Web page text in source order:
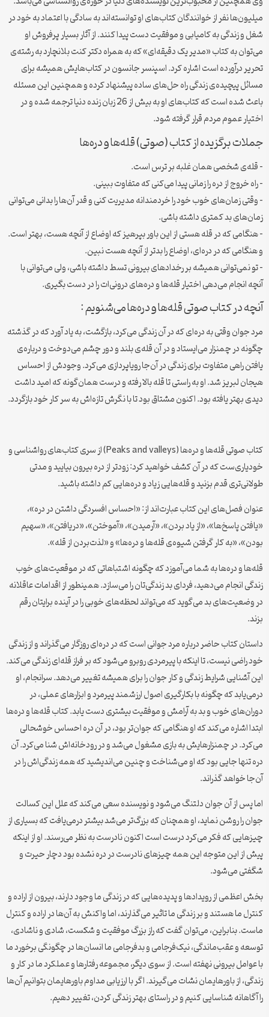
میلیون‌ها نفر از خوانندگان کتاب‌های او توانسته‌اند به سادگی با اعتماد به خود در
شغل و زندگی به کامیابی و موفقیت دست پیدا کنند. از آثار بسیار پرفروش او
می‌توان به کتاب «مدیر یک دقیقه‌ای» که به همراه دکتر کنت بلانچارد به رشته‌ی
تحریر درآورده است اشاره کرد. اسپنسر جانسون در کتاب‌هایش همیشه برای
مسائل پیچیده‌ی زندگی راه حل‌های ساده پیشنهاد کرده و همچنین این مسئله
باعث شده است که کتاب‌های او به بیش از 26 زبان زنده دنیا ترجمه شده و در
اختیار عموم مردم قرار گرفته شود.
جملات برگزیده از کتاب (صوتی) قله‌ها و دره‌ها
– قله‌ی شخصی همان غلبه بر ترس است.
– راه خروج از دره را زمانی پیدا می‌کنی که متفاوت ببینی.
– وقتی زمان‌های خوب خود را خردمندانه مدیریت کنی و قدر آن‌ها را بدانی می‌توانی
زمان‌های بد کمتری داشته باشی.
– هنگامی که در قله هستی از این باور بپرهیز که اوضاع از آنچه هست، بهتر است.
و هنگامی که در دره‌ای، اوضاع را بدتر از آنچه هست نبین.
– تو نمی‌توانی همیشه بر رخدادهای بیرونی تسط داشته باشی، ولی می‌توانی با
آنچه انجام می‌دهی اختیار قله‌ها و دره‌های درونی‌ات را در دست بگیری.
آنچه در کتاب صوتی قله‌ها و دره‌ها می‌شنویم :
مرد جوان وقتی به دره‌ای که در آن زندگی می‌کرد، بازگشت، به یاد آورد که در گذشته
چگونه در چمنزار می‌ایستاد و در آن قله‌ی بلند و دور چشم می‌دوخت و درباره‌ی
یافتن راهی متفاوت برای زندگی در آن‌جا رویاپردازی می‌کرد. وجودش از احساس
هیجان لبریز شد. او به راستی تا قله بالا رفته و درست همان‌گونه که امید داشت
دیدی بهتر یافته بود. اکنون مشتاق بود تا با نگرش تازه‌اش به سر کار خود بازگردد.
کتاب صوتی قله‌‌ها و دره‌ها (Peaks and valleys) از سری کتاب‌های رواشناسی و
خودیاری‌ست که در آن کشف خواهید کرد: زودتر از دره بیرون بیایید و مدتی
طولانی‌تری قدم بزنید و قله‌هایی زیاد و دره‌هایی کم داشته باشید.
عنوان فصل‌های این کتاب عبارت‌اند از: «احساس افسردگی داشتن در دره»،
«یافتن پاسخ‌ها»، «از یاد بردن»، «آرمیدن»، «آموختن»، «دریافتن»، «سهیم
بودن»، «به کار گرفتن شیوه‌ی قله‌ها و دره‌ها» و «لذت‌بردن از قله».
قله‌ها و دره‌ها به شما می‌آموزد که چگونه اشتباهاتی که در موقعیت‌های خوب
زندگی انجام می‌دهید، فردای بد زندگی‌تان را می‌سازد. همینطور از اقدامات عاقلانه
در وضعیت‌های بد می‌گوید که می‌تواند لحظه‌های خوبی را در آینده برایتان رقم
بزند.
داستان کتاب حاضر درباره مرد جوانی است که در دره‌ای روزگار می‌گذراند و از زندگی
خود راضی نیست، تا اینکه با پیرمردی روبرو می‌شود که بر فراز قله‌ای زندگی می‌کند.
این آشنایی شرایط زندگی و کار جوان را برای همیشه تغییر می‌دهد. سرانجام، او
درمی‌یابد که چگونه با بکارگیری اصول ارزشمند پیرمرد و ابزارهای عملی، در
دوران‌های خوب و بد به آرامش و موفقیت بیشتری دست یابد. کتاب قله‌ها و دره‌ها
ابتدا اشاره می‌کند که او هنگامی که جوان‌تر بود، در آن دره احساس خوشحالی
می‌کرد. در چمنزارهایش به بازی مشغول می‌شد و در رودخانه‌اش شنا می‌کرد. آن
دره تنها جایی بود که او می‌شناخت و چنین می‌اندیشید که همه زندگی‌اش را در
آن‌جا خواهد گذراند.
اما پس از آن جوان دلتنگ می‌شود و نویسنده سعی می‌کند که علل این کسالت
جوان را روشن نماید، او همچنان که بزرگ‌تر می‌شد بیشتر درمی‌یافت که بسیاری از
چیزهایی که فکر می‌کرد درست است اکنون نادرست به نظر می‌رسند. او از اینکه
پیش از این متوجه این همه چیزهای نادرست در دره نشده بود دچار حیرت و
شگفتی می‌شود.
بخش اعظمی از رویدادها و پدیده‌هایی که در زندگی ما وجود دارند، بیرون از اراده و
کنترل ما هستند و بر زندگی ما تاثیر می‌گذارند، اما واکنش به آن‌ها در اراده و کنترل
ماست. بنابراین، می‌توان گفت که راز بزرگ موفقیت و شکست، شادی و ناشادی،
توسعه و عقب‌ماندگی، نیک‌فرجامی و بدفرجامی ما انسان‌ها در چگونگی برخورد ما
با عوامل بیرونی نهفته است. از سوی دیگر، مجموعه رفتارها و عملکرد ما در کار و
زندگی، از باورهایمان نشات می‌گیرند. اگر با ارزیابی مداوم باورهایمان بتوانیم آن‌ها
را آگاهانه شناسایی کنیم و در راستای بهتر زندگی کردن، تغییر دهیم.